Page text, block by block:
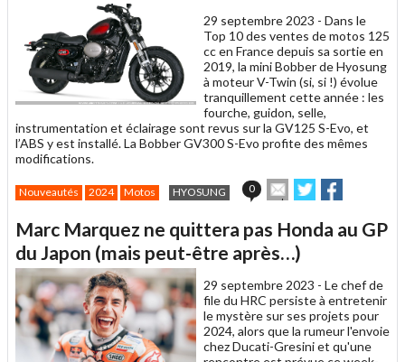
29 septembre 2023 - Dans le
Top 10 des ventes de motos 125
cc en France depuis sa sortie en
2019, la mini Bobber de Hyosung
à moteur V-Twin (si, si !) évolue
tranquillement cette année : les
fourche, guidon, selle,
instrumentation et éclairage sont revus sur la GV125 S-Evo, et
l’ABS y est installé. La Bobber GV300 S-Evo profite des mêmes
modifications.
Nouveautés 2024 Motos HYOSUNG 0
Envoyer
cet
à
un
ami
Partager
sur sur
Marc Marquez ne quittera pas Honda au GP
du Japon (mais peut-être après…)
29 septembre 2023 - Le chef de
file du HRC persiste à entretenir
le mystère sur ses projets pour
2024, alors que la rumeur l'envoie
chez Ducati-Gresini et qu'une